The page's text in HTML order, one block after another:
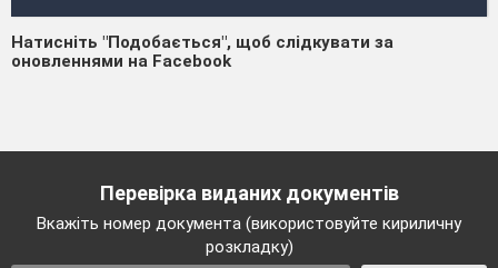
Натисніть "Подобається", щоб слідкувати за
оновленнями на Facebook
Перевірка виданих документів
Вкажіть номер документа (використовуйте кириличну
розкладку)